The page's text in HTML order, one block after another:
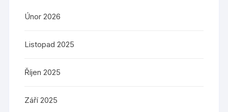
Únor 2026
Listopad 2025
Říjen 2025
Září 2025